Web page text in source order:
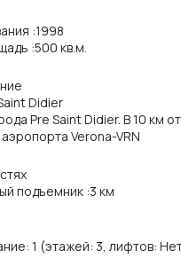
:1998
:500 кв.м.
Didier
Pre Saint Didier. В 10 км
Verona-VRN
подъемник :3 км
1 (этажей: 3, лифтов: